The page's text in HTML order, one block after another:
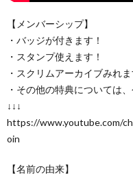
【メンバーシップ】
・バッジが付きます！
・スタンプ使えます！
・スクリムアーカイブみれま
・その他の特典については
↓↓↓
https://www.youtube.com/
oin
【名前の由来】